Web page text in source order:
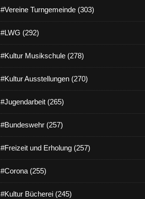
#Vereine Turngemeinde (303)
#LWG (292)
#Kultur Musikschule (278)
#Kultur Ausstellungen (270)
#Jugendarbeit (265)
#Bundeswehr (257)
#Freizeit und Erholung (257)
#Corona (255)
#Kultur Bücherei (245)